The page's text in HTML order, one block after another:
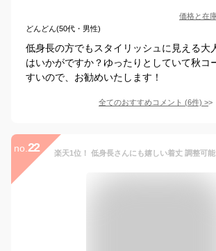
価格と在
どんどん(50代・男性)
低身長の方でもスタイリッシュに見える大
はいかがですか？ゆったりとしていて秋コ
すいので、お勧めいたします！
全てのおすすめコメント (6件) >
no. 22